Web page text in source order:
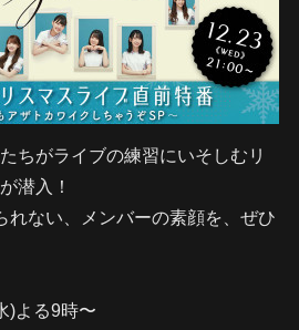
ちがライブの練習にいそしむリ
潜入！
れない、メンバーの素顔を、ぜひ
)よる9時〜